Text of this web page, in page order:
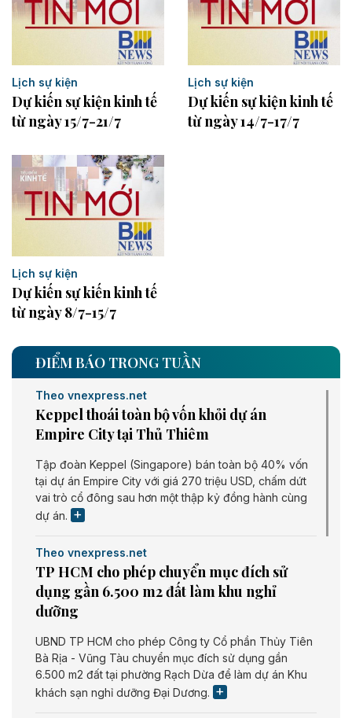
Lịch sự kiện
Dự kiến sự kiện kinh tế
từ ngày 15/7-21/7
Lịch sự kiện
Dự kiến sự kiện kinh tế
từ ngày 14/7-17/7
Lịch sự kiện
Dự kiến sự kiến kinh tế
từ ngày 8/7-15/7
ĐIỂM BÁO TRONG TUẦN
Theo vnexpress.net
Keppel thoái toàn bộ vốn khỏi dự án
Empire City tại Thủ Thiêm
Tập đoàn Keppel (Singapore) bán toàn bộ 40% vốn
tại dự án Empire City với giá 270 triệu USD, chấm dứt
vai trò cổ đông sau hơn một thập kỷ đồng hành cùng
dự án.
Theo vnexpress.net
TP HCM cho phép chuyển mục đích sử
dụng gần 6.500 m2 đất làm khu nghỉ
dưỡng
UBND TP HCM cho phép Công ty Cổ phần Thủy Tiên
Bà Rịa - Vũng Tàu chuyển mục đích sử dụng gần
6.500 m2 đất tại phường Rạch Dừa để làm dự án Khu
khách sạn nghỉ dưỡng Đại Dương.